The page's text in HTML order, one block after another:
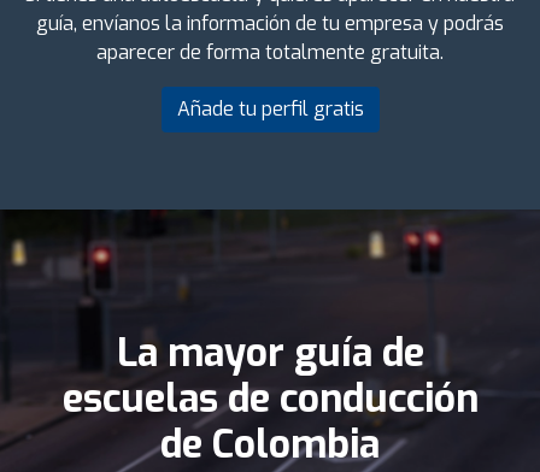
guía, envíanos la información de tu empresa y podrás
aparecer de forma totalmente gratuita.
Añade tu perfil gratis
La mayor guía de
escuelas de conducción
de Colombia